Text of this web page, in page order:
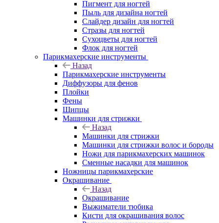
Пигмент для ногтей
Пыль для дизайна ногтей
Слайдер дизайн для ногтей
Стразы для ногтей
Сухоцветы для ногтей
Флок для ногтей
Парикмахерские инструменты
Назад
Парикмахерские инструменты
Диффузоры для фенов
Плойки
Фены
Щипцы
Машинки для стрижки
Назад
Машинки для стрижки
Машинки для стрижки волос и бороды
Ножи для парикмахерских машинок
Сменные насадки для машинок
Ножницы парикмахерские
Окрашивание
Назад
Окрашивание
Выжиматели тюбика
Кисти для окрашивания волос